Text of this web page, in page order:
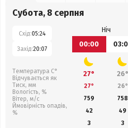
Субота, 8 серпня
Схід:05:24
Захід:20:07
Температура С°
Відчувається як
Тиск, мм
Вологість, %
Вітер, м/с
Ймовірність опадів,
%
Ніч
00:00
27° 26°
27° 26°
759
758
42
49
3
3